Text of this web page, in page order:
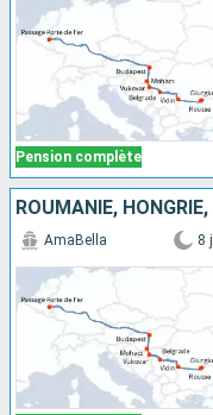
Pension complète
AmaBella 8 j